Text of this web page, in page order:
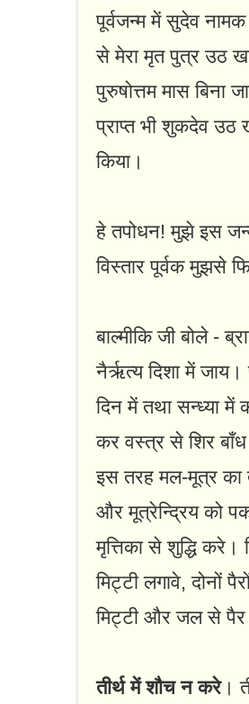
पूर्वजन्म में सुदेव
से मेरा मृत पुत्र उठ
पुरुषोत्तम मास बिना
प्राप्त भी शुकदेव उठ
किया।
हे तपोधन! मुझे इस
विस्तार पूर्वक मुझसे
बाल्मीकि जी बोले -
नैर्ऋत्य दिशा में
दिन में तथा सन्ध्या
कर वस्त्र से शिर
इस तरह मल-मूत्र
और मूत्रेन्द्रिय को
मृत्तिका से शुद्धि करे।
मिट्टी लगावे, दोनों
मिट्टी और जल से पैर
तीर्थ में शौच न करे।